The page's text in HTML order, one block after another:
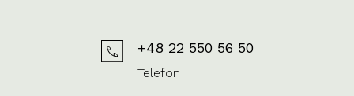
+48 22 550 56 50
Telefon